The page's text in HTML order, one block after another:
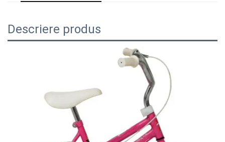
Descriere produs